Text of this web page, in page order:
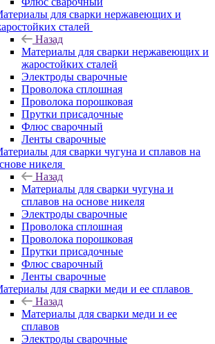
для сварки нержавеющих и
сталей
Назад
Материалы для сварки нержавеющих и
жаростойких сталей
Электроды сварочные
Проволока сплошная
Проволока порошковая
Прутки присадочные
Флюс сварочный
Ленты сварочные
для сварки чугуна и сплавов на
никеля
Назад
Материалы для сварки чугуна и
сплавов на основе никеля
Электроды сварочные
Проволока сплошная
Проволока порошковая
Прутки присадочные
Флюс сварочный
Ленты сварочные
для сварки меди и ее сплавов
Назад
Материалы для сварки меди и ее
сплавов
Электроды сварочные